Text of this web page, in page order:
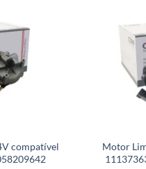
compatível
Motor